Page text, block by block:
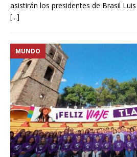
asistirán los presidentes de Brasil
[...]
MUNDO